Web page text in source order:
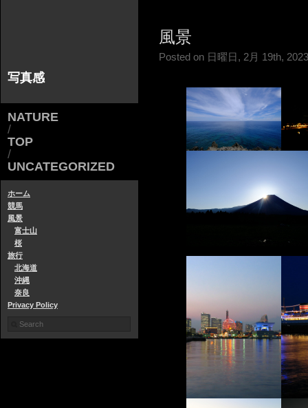
写真感
NATURE
/
TOP
/
UNCATEGORIZED
ホーム
競馬
風景
富士山
桜
旅行
北海道
沖縄
奈良
Privacy Policy
風景
Posted on 日曜日, 2月 19th,